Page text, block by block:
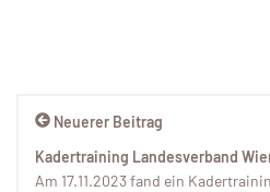
Neuerer Beitrag
Kadertraining Landesverband
Am 17.11.2023 fand ein